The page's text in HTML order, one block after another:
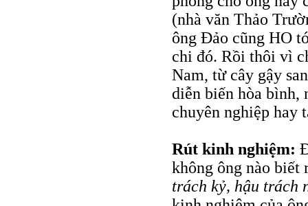
(nhà văn Thảo
ông Đảo cũng HO
chi đó. Rồi thôi vì
Nam, từ cây gậy
diễn biến hòa bình,
chuyên nghiệp hay
Rút kinh nghiệm:
không ông nào
trách kỷ, hậu trách